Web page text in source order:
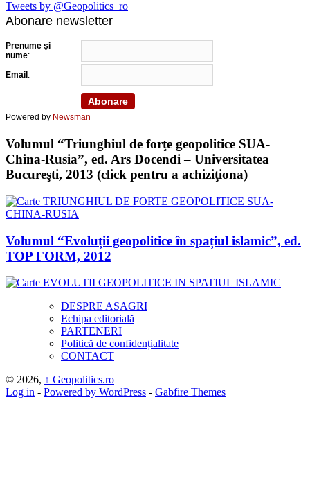
Tweets by @Geopolitics_ro
Abonare newsletter
Prenume şi
nume:
Email :
Powered by Newsman
Volumul “Triunghiul de forţe geopolitice SUA-
China-Rusia”, ed. Ars Docendi – Universitatea
Bucureşti, 2013 (click pentru a achiziţiona)
Volumul “Evoluții geopolitice în spațiul islamic”, ed.
TOP FORM, 2012
DESPRE ASAGRI
Echipa editorială
PARTENERI
Politică de confidențialitate
CONTACT
© 2026, ↑ Geopolitics.ro
Log in - Powered by WordPress - Gabfire Themes